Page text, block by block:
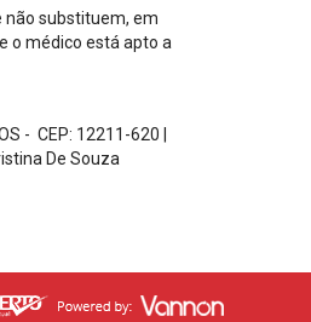
não substituem, em
o médico está apto a
- CEP: 12211-620
De Souza